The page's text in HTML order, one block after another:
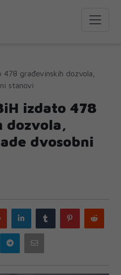
građevinskih dozvola,
stanovi
izdato 478
dozvola,
dvosobni
Google
plus
LinkedIn Tumblr Pinterest
Print Telegram